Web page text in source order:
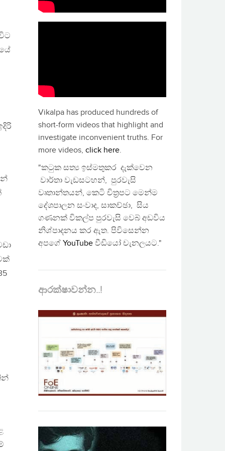
Vikalpa has produced hundreds of
short-form videos that highlight and
investigate inconvenient truths. For
more videos, click here.
"කටුක සත්‍ය ඉස්මතුකර දැක්වෙන
වාර්තා වැඩසටහන්, පුරවැසි
වෘතාන්තයන්, කෙටි චිත්‍රපට මෙන්ම
දේශපාලන සංවාද, සාකච්ඡා, සිය
ගණනක් විකල්ප පුරවැසි වෙබ් අඩවිය
නිශ්පාදනය කර ඇත. පිවිසෙන්න
අපගේ YouTube වීඩියෝ චැනලයට."
ආරක්ෂාවන්න..!